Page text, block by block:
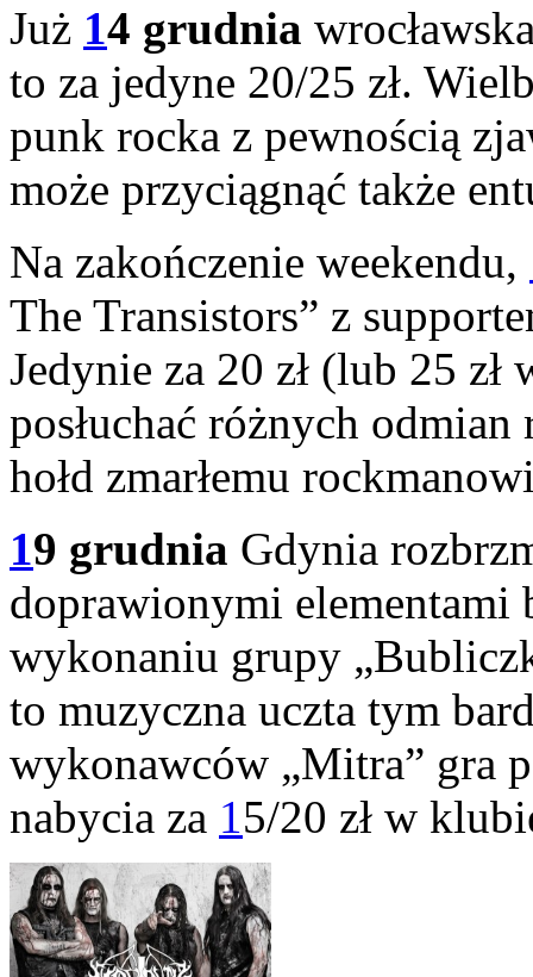
Już 14 grudnia
to za jedyne 20/25 zł.
punk rocka z pewnością
może przyciągnąć także
Na zakończenie weekendu,
The Transistors” z
Jedynie za 20 zł (lub 25
posłuchać różnych
hołd zmarłemu
19 grudnia Gdynia
doprawionymi elementami
wykonaniu grupy
to muzyczna uczta tym
wykonawców „Mitra” gra
nabycia za 15/20 zł w